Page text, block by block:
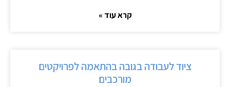
קרא עוד »
ציוד לעבודה בגובה בהתאמה לפרויקטים
מורכבים